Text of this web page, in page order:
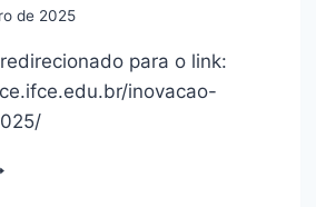
de 2025
para o link:
inovacao-